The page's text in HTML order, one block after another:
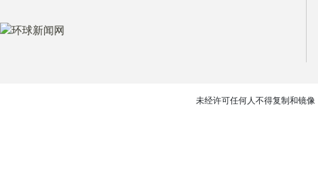
未经许可任何人不得复制和镜